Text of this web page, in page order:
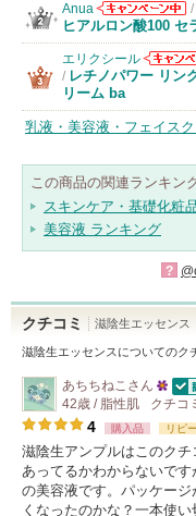
Anua
Anuaからのお
知らせがありま
す
/
ヒアルロン酸100 セ
エリクシール
エリクシ
/ レチノパワー リン
リーム ba
乳液・美容液・フェイス
この商品の関連ランキン
スキンケア・基礎化粧
美容液 ランキング
?
クチコミ 滋陰生エッセンス
滋陰生エッセンス についてのク
あちちねこ さん
25
人
以
の
認
42歳 / 脂性肌 クチコ
4 購入品 リピ
滋陰生アンプルはこのクチ
あってるかわからないです
の美容液です。パッケージ
くなったのかな？一本使い